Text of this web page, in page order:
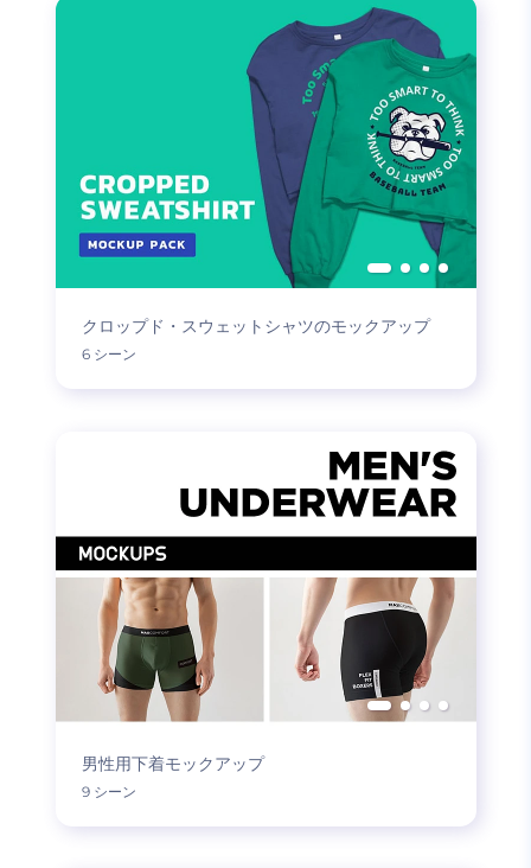
クロップド・スウェットシャツのモックアップ
6 シーン
男性用下着モックアップ
9 シーン